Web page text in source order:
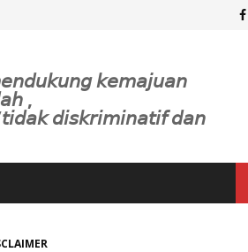
𝘬𝘦𝘮𝘢𝘫𝘶𝘢𝘯
,
𝘥𝘪𝘴𝘬𝘳𝘪𝘮𝘪𝘯𝘢𝘵𝘪𝘧 𝘥𝘢𝘯